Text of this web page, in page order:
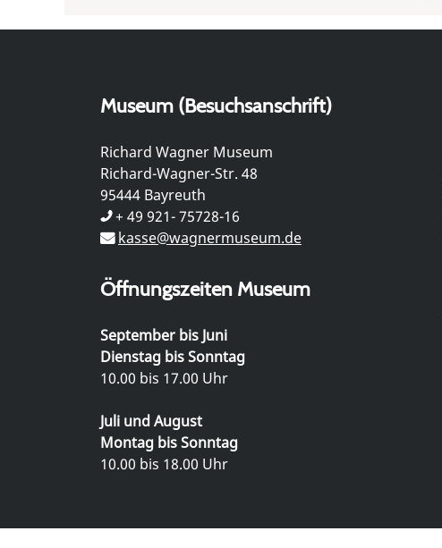
Museum (Besuchsanschrift)
Richard Wagner Museum
Richard-Wagner-Str. 48
95444 Bayreuth
+ 49 921- 75728-16
kasse@wagnermuseum.de
Öffnungszeiten Museum
September bis Juni
Dienstag bis Sonntag
10.00 bis 17.00 Uhr
Juli und August
Montag bis Sonntag
10.00 bis 18.00 Uhr